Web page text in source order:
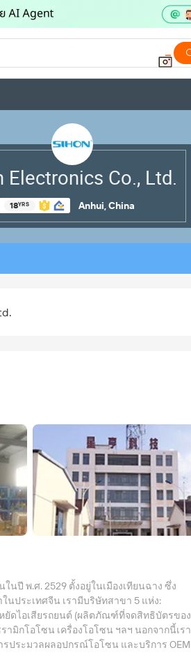
Electronics Co., Ltd.
18YRS Anhui, China
นปี พ.ศ. 2529 ตั้งอยู่ในเมืองเทียนฉาง ซึ่ง
ประเทศจีน เรามีบริษัทสาขา 5 แห่ง:
ดไอเสียรถยนต์ (ผลิตภัณฑ์ที่จดสิทธิบัตรของ
ามิกโอโซน เครื่องโอโซน ฯลฯ นอกจากนี้เรา
ประมวลผลอุปกรณ์โอโซน และบริการ OEM